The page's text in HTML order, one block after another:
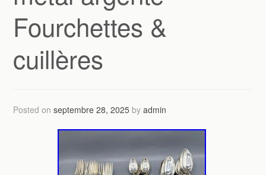
Fourchettes &
cuillères
Posted onseptembre 28, 2025 byadmin